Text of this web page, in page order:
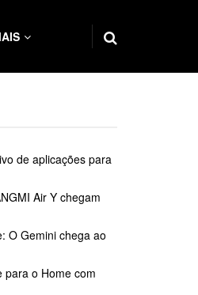
de aplicações para
Air Y chegam
O Gemini chega ao
para o Home com